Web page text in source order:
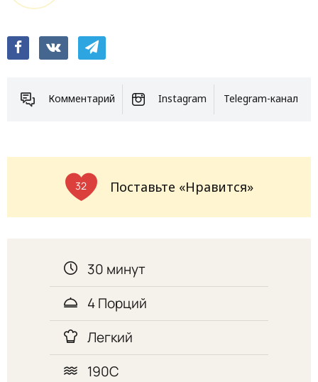
Комментарий Instagram Telegram-канал
32 Поставьте «Нравится»
30 минут
4 Порций
Легкий
190С